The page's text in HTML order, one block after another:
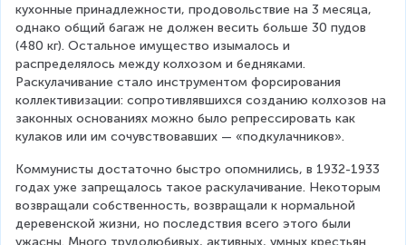
кухонные принадлежности, продовольствие на 3 месяца,
однако общий багаж не должен весить больше 30 пудов
(480 кг). Остальное имущество изымалось и
распределялось между колхозом и бедняками.
Раскулачивание стало инструментом форсирования
коллективизации: сопротивлявшихся созданию колхозов на
законных основаниях можно было репрессировать как
кулаков или им сочувствовавших — «подкулачников».
Коммунисты достаточно быстро опомнились, в 1932-1933
годах уже запрещалось такое раскулачивание. Некоторым
возвращали собственность, возвращали к нормальной
деревенской жизни, но последствия всего этого были
ужасны. Много трудолюбивых, активных, умных крестьян